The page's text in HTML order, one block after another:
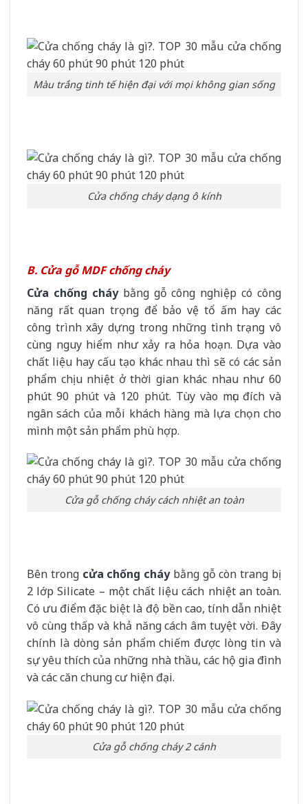
Màu trắng tinh tế hiện đại với mọi không gian sống
Cửa chống cháy dạng ô kính
B. Cửa gỗ MDF chống cháy
Cửa chống cháybằng gỗ công nghiệp có công
năng rất quan trọng để bảo vệ tổ ấm hay các
công trình xây dựng trong những tình trạng vô
cùng nguy hiểm như xảy ra hỏa hoạn. Dựa vào
chất liệu hay cấu tạo khác nhau thì sẽ có các sản
phẩm chịu nhiệt ở thời gian khác nhau như 60
phút 90 phút và 120 phút. Tùy vào mục đích và
ngân sách của mỗi khách hàng mà lựa chọn cho
mình một sản phẩm phù hợp.
Cửa gỗ chống cháy cách nhiệt an toàn
Bên trong cửa chống cháybằng gỗ còn trang bị
2 lớp Silicate – một chất liệu cách nhiệt an toàn.
Có ưu điểm đặc biệt là độ bền cao, tính dẫn nhiệt
vô cùng thấp và khả năng cách âm tuyệt vời. Đây
chính là dòng sản phẩm chiếm được lòng tin và
sự yêu thích của những nhà thầu, các hộ gia đình
và các căn chung cư hiện đại.
Cửa gỗ chống cháy 2 cánh